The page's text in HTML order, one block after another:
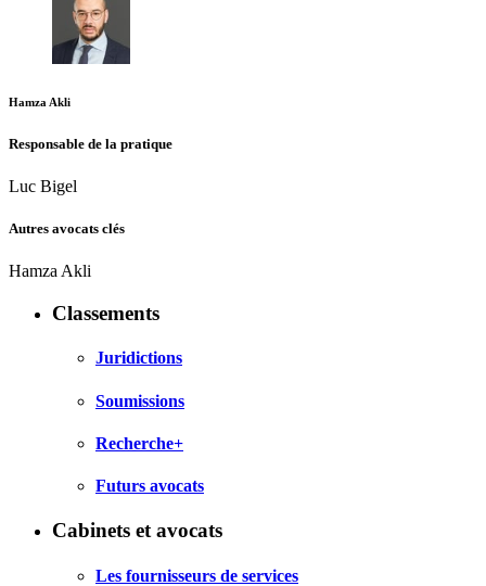
Hamza Akli
Responsable de la pratique
Luc Bigel
Autres avocats clés
Hamza Akli
Classements
Juridictions
Soumissions
Recherche+
Futurs avocats
Cabinets et avocats
Les fournisseurs de services